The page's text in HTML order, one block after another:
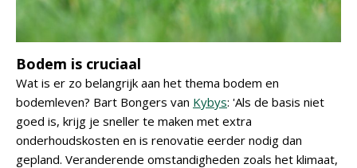
Bodem is cruciaal
Wat is er zo belangrijk aan het thema bodem en
bodemleven? Bart Bongers van Kybys: 'Als de basis niet
goed is, krijg je sneller te maken met extra
onderhoudskosten en is renovatie eerder nodig dan
gepland. Veranderende omstandigheden zoals het klimaat,